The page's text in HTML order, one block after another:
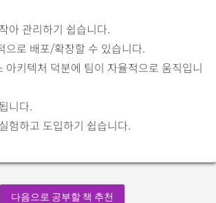
아 관리하기 쉽습니다.
로 배포/확장할 수 있습니다.
키텍처 덕분에 팀이 자율적으로 움직입니
니다.
험하고 도입하기 쉽습니다.
다음으로 공부할 책 추천